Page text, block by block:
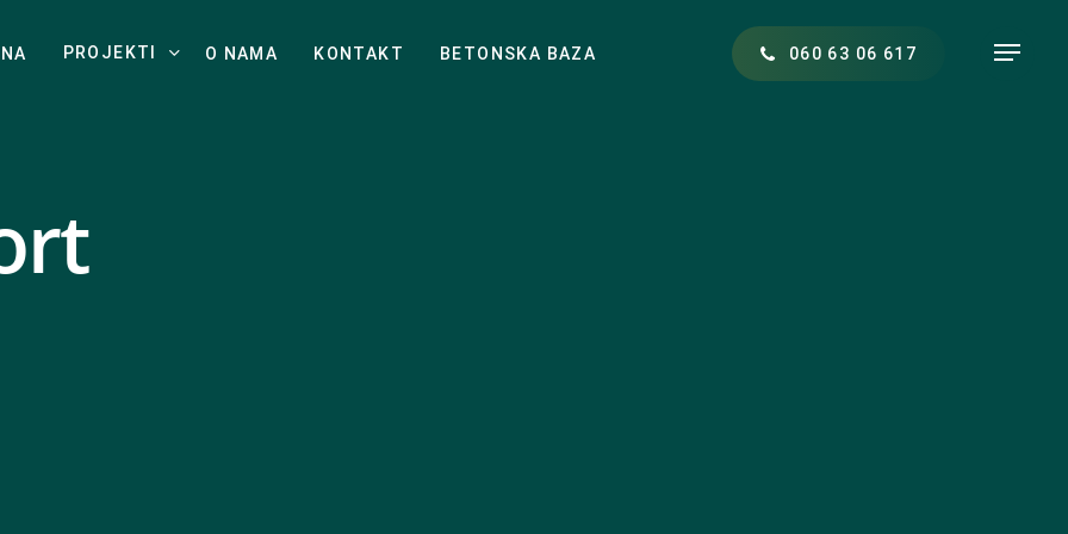
PROJEKTI O NAMA KONTAKT BETONSKA BAZA 060 63 06 61 7 Menu